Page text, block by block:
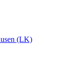
(LK)